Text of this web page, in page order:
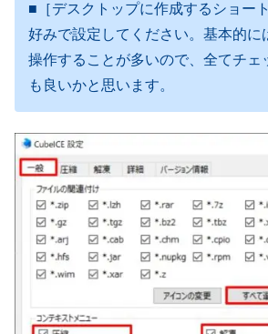
■［デスクトップに作成するショー
好みで設定してください。基本的に
操作することが多いので、全てチェ
も良いかと思います。